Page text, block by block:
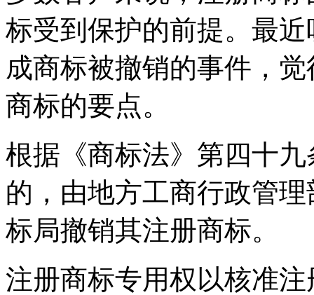
标受到保护的前提。最
成商标被撤销的事件，
商标的要点。
根据《商标法》第四十
的，由地方工商行政管
标局撤销其注册商标
注册商标专用权以核准